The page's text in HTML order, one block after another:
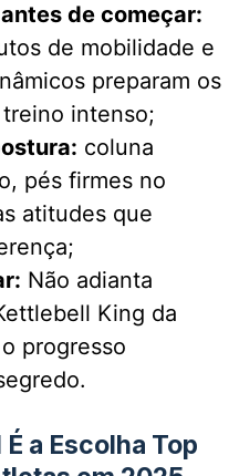
de começar:
de mobilidade e
preparam os
intenso;
coluna
pés firmes no
atitudes que
Não adianta
King da
progresso
a Escolha Top